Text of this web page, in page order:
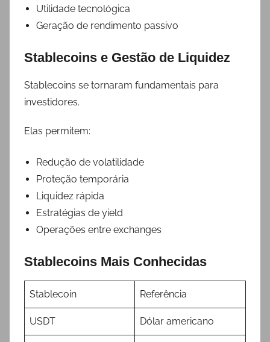
Utilidade tecnológica
Geração de rendimento passivo
Stablecoins e Gestão de Liquidez
Stablecoins se tornaram fundamentais para
investidores.
Elas permitem:
Redução de volatilidade
Proteção temporária
Liquidez rápida
Estratégias de yield
Operações entre exchanges
Stablecoins Mais Conhecidas
Stablecoin Referência
USDT Dólar americano